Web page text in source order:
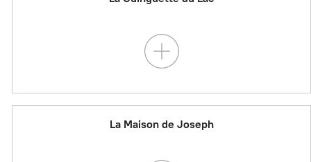
La Maison de Joseph